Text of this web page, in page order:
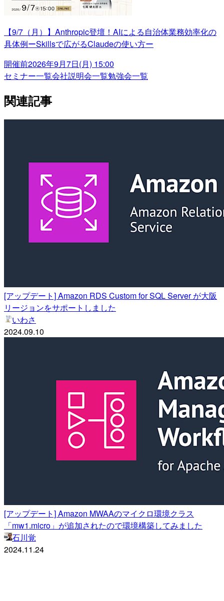
【9/7（月）】Anthropic登壇！AIによる自治体業務効率化の
具体例ーSkillsで広がるClaudeの使い方ー
開催前2026年9月7日(月) 15:00
セミナー一覧会社説明会一覧勉強会一覧
関連記事
[アップデート] Amazon RDS Custom for SQL Server が大阪
リージョンをサポートしました
いわさ
2024.09.10
[アップデート] Amazon MWAAのマイクロ環境クラス
「mw1.micro」が追加されたので環境構築してみました
石川覚
2024.11.24